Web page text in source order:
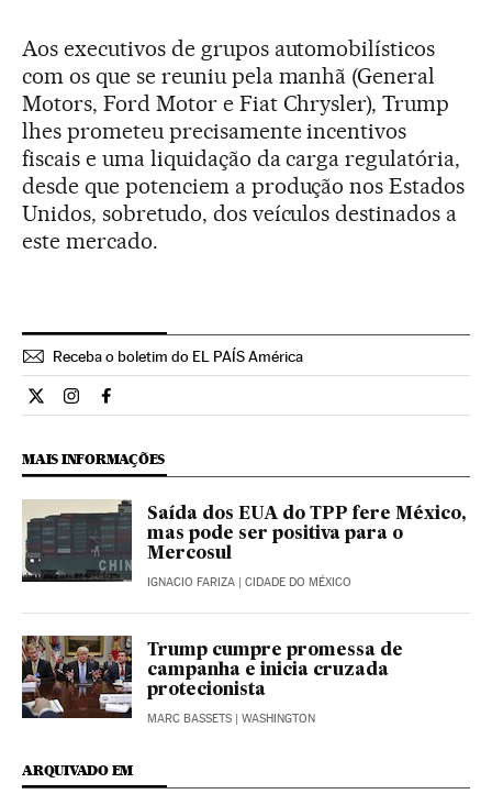
Aos executivos de grupos automobilísticos
com os que se reuniu pela manhã (General
Motors, Ford Motor e Fiat Chrysler), Trump
lhes prometeu precisamente incentivos
fiscais e uma liquidação da carga regulatória,
desde que potenciem a produção nos Estados
Unidos, sobretudo, dos veículos destinados a
este mercado.
Receba o boletim do EL PAÍS América
Internacional El País Brasil en Twitter
Internacional El País Brasil en Instagram
Internacional El País Brasil en Facebook
MAIS INFORMAÇÕES
Saída dos EUA do TPP fere México,
mas pode ser positiva para o
Mercosul
IGNACIO FARIZA | CIDADE DO MÉXICO
Trump cumpre promessa de
campanha e inicia cruzada
protecionista
MARC BASSETS | WASHINGTON
ARQUIVADO EM